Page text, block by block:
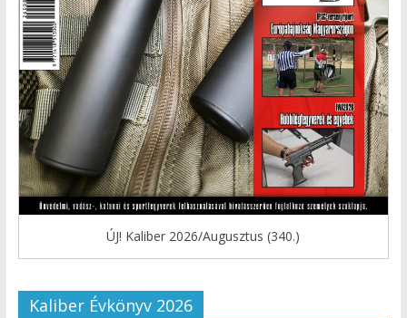
ÚJ! Kaliber 2026/Augusztus (340.)
Kaliber Évkönyv 2026